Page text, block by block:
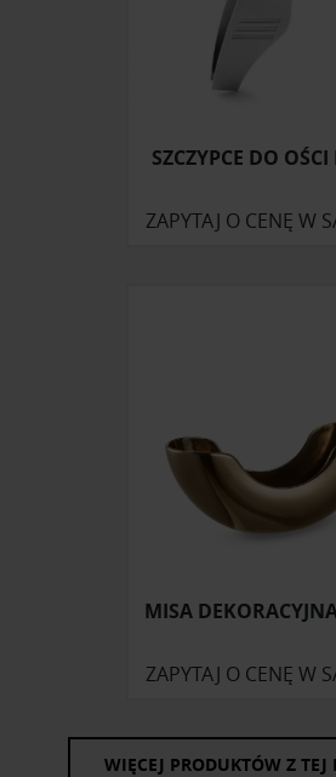
korzystania z ich usług.
SZCZYPCE DO
ZAPYTAJ O CENĘ W
MISA
ZAPYTAJ O CENĘ W
WIĘCEJ PRODUKTÓW Z TEJ